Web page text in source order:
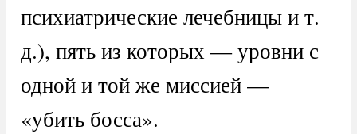
психиатрические лечебницы и т.
д.), пять из которых — уровни с
одной и той же миссией —
«убить босса».